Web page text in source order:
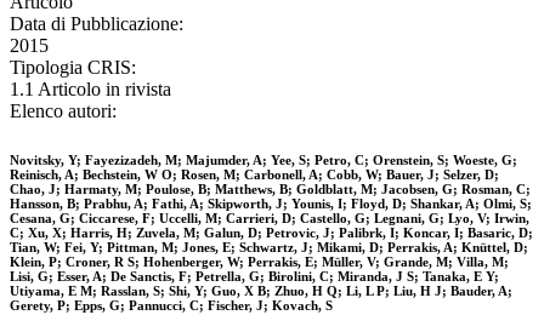
Data di Pubblicazione:
2015
Tipologia CRIS:
1.1 Articolo in rivista
Elenco autori:
Novitsky, Y; Fayezizadeh, M; Majumder, A; Yee, S; Petro, C; Orenstein, S; Woeste, G;
Reinisch, A; Bechstein, W O; Rosen, M; Carbonell, A; Cobb, W; Bauer, J; Selzer, D;
Chao, J; Harmaty, M; Poulose, B; Matthews, B; Goldblatt, M; Jacobsen, G; Rosman, C;
Hansson, B; Prabhu, A; Fathi, A; Skipworth, J; Younis, I; Floyd, D; Shankar, A; Olmi, S;
Cesana, G; Ciccarese, F; Uccelli, M; Carrieri, D; Castello, G; Legnani, G; Lyo, V; Irwin,
C; Xu, X; Harris, H; Zuvela, M; Galun, D; Petrovic, J; Palibrk, I; Koncar, I; Basaric, D;
Tian, W; Fei, Y; Pittman, M; Jones, E; Schwartz, J; Mikami, D; Perrakis, A; Knüttel, D;
Klein, P; Croner, R S; Hohenberger, W; Perrakis, E; Müller, V; Grande, M; Villa, M;
Lisi, G; Esser, A; De Sanctis, F; Petrella, G; Birolini, C; Miranda, J S; Tanaka, E Y;
Utiyama, E M; Rasslan, S; Shi, Y; Guo, X B; Zhuo, H Q; Li, L P; Liu, H J; Bauder, A;
Gerety, P; Epps, G; Pannucci, C; Fischer, J; Kovach, S